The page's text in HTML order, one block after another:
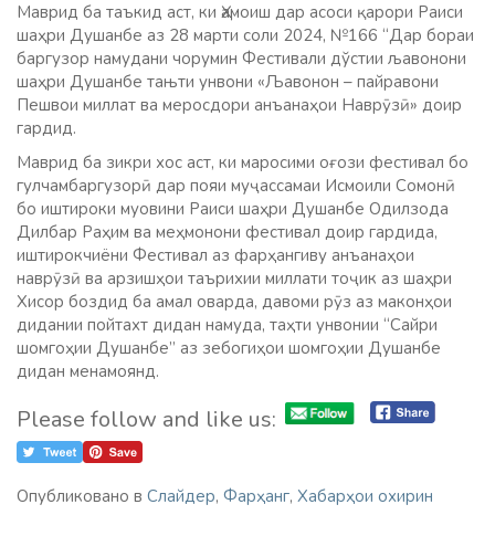
Маврид ба таъкид аст, ки Ҳамоиш дар асоси қарори Раиси
шаҳри Душанбе аз 28 марти соли 2024, №166 “Дар бораи
баргузор намудани чорумин Фестивали дўстии љавонони
шаҳри Душанбе тањти унвони «Љавонон – пайравони
Пешвои миллат ва меросдори анъанаҳои Наврӯзӣ» доир
гардид.
Маврид ба зикри хос аст, ки маросими оғози фестивал бо
гулчамбаргузорӣ дар пояи муҷассамаи Исмоили Сомонӣ
бо иштироки муовини Раиси шаҳри Душанбе Одилзода
Дилбар Раҳим ва меҳмонони фестивал доир гардида,
иштирокчиёни Фестивал аз фарҳангиву анъанаҳои
наврӯзӣ ва арзишҳои таърихии миллати тоҷик аз шаҳри
Хисор боздид ба амал оварда, давоми рӯз аз маконҳои
дидании пойтахт дидан намуда, таҳти унвонии “Сайри
шомгоҳии Душанбе” аз зебогиҳои шомгоҳии Душанбе
дидан менамоянд.
Please follow and like us:
Опубликовано в Слайдер, Фарҳанг, Хабарҳои охирин